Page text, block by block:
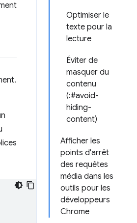
Optimiser le
texte pour la
lecture
Éviter de
masquer du
contenu
(:#avoid-
hiding-
content)
Afficher les
points d'arrêt
des requêtes
média dans les
outils pour les
développeurs
Chrome